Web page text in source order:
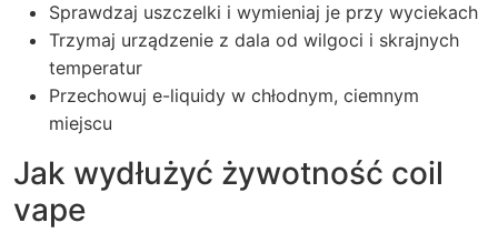
Sprawdzaj uszczelki i wymieniaj je przy wyciekach
Trzymaj urządzenie z dala od wilgoci i skrajnych
temperatur
Przechowuj e-liquidy w chłodnym, ciemnym
miejscu
Jak wydłużyć żywotność coil
vape